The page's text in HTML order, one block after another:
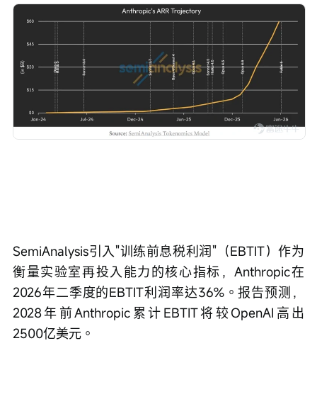
SemiAnalysis引入"训练前息税利润"（EBTIT）作为
衡量实验室再投入能力的核心指标，Anthropic在
2026年二季度的EBTIT利润率达36%。报告预测，
2028年前Anthropic累计EBTIT将较OpenAI高出
2500亿美元。